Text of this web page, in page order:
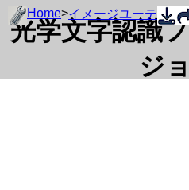
Home>イメージユーティリ
光学文字認識
ジ